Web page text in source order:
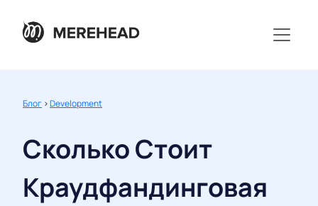
Блог >Development
Сколько Стоит
Краудфандинговая